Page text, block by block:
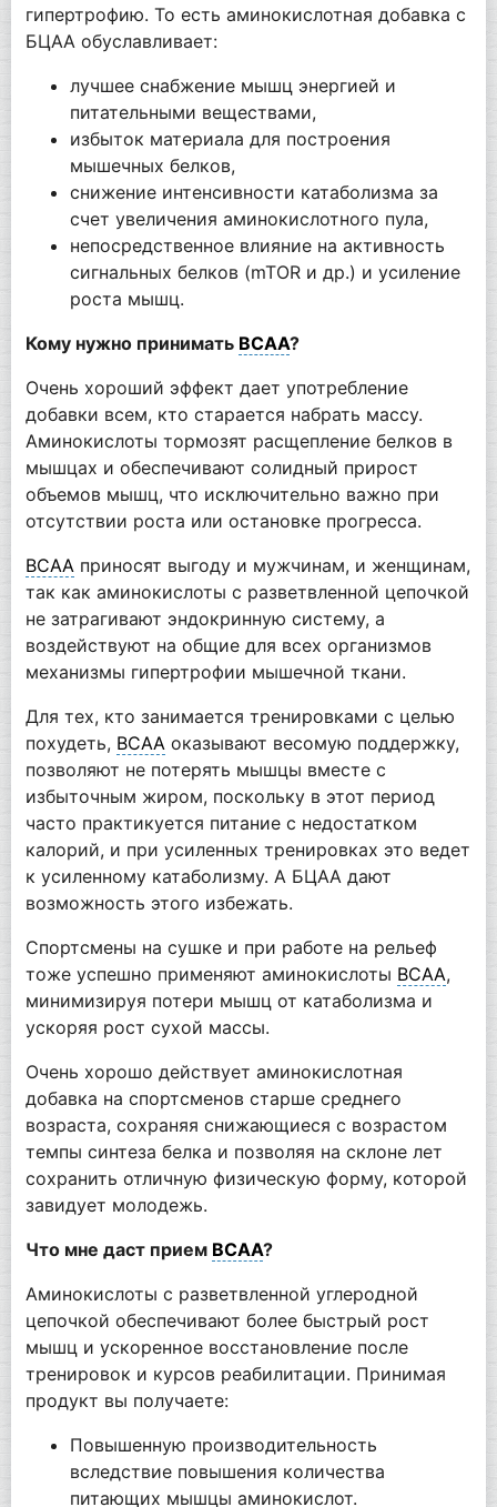
гипертрофию. То есть аминокислотная добавка с
БЦАА обуславливает:
лучшее снабжение мышц энергией и
питательными веществами,
избыток материала для построения
мышечных белков,
снижение интенсивности катаболизма за
счет увеличения аминокислотного пула,
непосредственное влияние на активность
сигнальных белков (mTOR и др.) и усиление
роста мышц.
Кому нужно принимать BCAA?
Очень хороший эффект дает употребление
добавки всем, кто старается набрать массу.
Аминокислоты тормозят расщепление белков в
мышцах и обеспечивают солидный прирост
объемов мышц, что исключительно важно при
отсутствии роста или остановке прогресса.
BCAA приносят выгоду и мужчинам, и женщинам,
так как аминокислоты с разветвленной цепочкой
не затрагивают эндокринную систему, а
воздействуют на общие для всех организмов
механизмы гипертрофии мышечной ткани.
Для тех, кто занимается тренировками с целью
похудеть, BCAA оказывают весомую поддержку,
позволяют не потерять мышцы вместе с
избыточным жиром, поскольку в этот период
часто практикуется питание с недостатком
калорий, и при усиленных тренировках это ведет
к усиленному катаболизму. А БЦАА дают
возможность этого избежать.
Спортсмены на сушке и при работе на рельеф
тоже успешно применяют аминокислоты BCAA,
минимизируя потери мышц от катаболизма и
ускоряя рост сухой массы.
Очень хорошо действует аминокислотная
добавка на спортсменов старше среднего
возраста, сохраняя снижающиеся с возрастом
темпы синтеза белка и позволяя на склоне лет
сохранить отличную физическую форму, которой
завидует молодежь.
Что мне даст прием BCAA?
Аминокислоты с разветвленной углеродной
цепочкой обеспечивают более быстрый рост
мышц и ускоренное восстановление после
тренировок и курсов реабилитации. Принимая
продукт вы получаете:
Повышенную производительность
вследствие повышения количества
питающих мышцы аминокислот.